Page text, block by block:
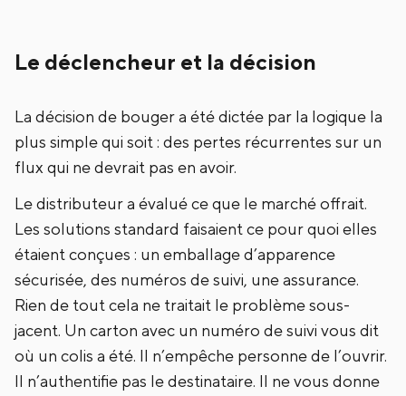
Le déclencheur et la décision
La décision de bouger a été dictée par la logique la
plus simple qui soit : des pertes récurrentes sur un
flux qui ne devrait pas en avoir.
Le distributeur a évalué ce que le marché offrait.
Les solutions standard faisaient ce pour quoi elles
étaient conçues : un emballage d’apparence
sécurisée, des numéros de suivi, une assurance.
Rien de tout cela ne traitait le problème sous-
jacent. Un carton avec un numéro de suivi vous dit
où un colis a été. Il n’empêche personne de l’ouvrir.
Il n’authentifie pas le destinataire. Il ne vous donne